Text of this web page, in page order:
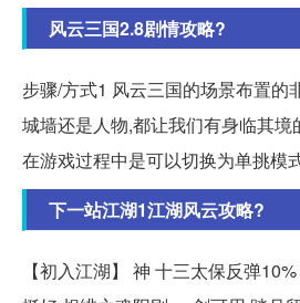
风云三国2.8剧情攻略?
步骤/方式1 风云三国的场景布置的
城墙还是人物,都让我们有身临其境
在游戏过程中是可以切换为单挑模
下一站江湖1江湖风云攻略?
【初入江湖】 神 十三太保反弹